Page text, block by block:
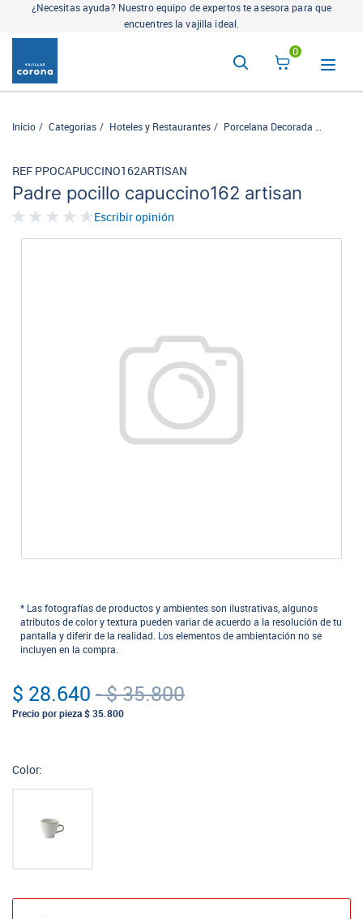
¿Necesitas ayuda? Nuestro equipo de expertos te asesora para que
encuentres la vajilla ideal.
0
Inicio Categorias Hoteles y Restaurantes Porcelana Decorada
Padre pocillo capuccino162 artisan
REF PPOCAPUCCINO162ARTISAN
Escribir opinión
* Las fotografías de productos y ambientes son ilustrativas, algunos
atributos de color y textura pueden variar de acuerdo a la resolución de tu
pantalla y diferir de la realidad. Los elementos de ambientación no se
incluyen en la compra.
$ 28.640 -$ 35.800
Precio por pieza $ 35.800
Color: